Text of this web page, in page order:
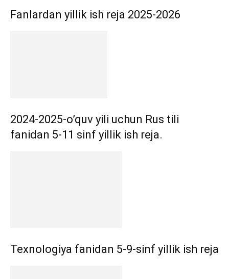
Fanlardan yillik ish reja 2025-2026
2024-2025-o’quv yili uchun Rus tili
fanidan 5-11 sinf yillik ish reja.
Texnologiya fanidan 5-9-sinf yillik ish reja